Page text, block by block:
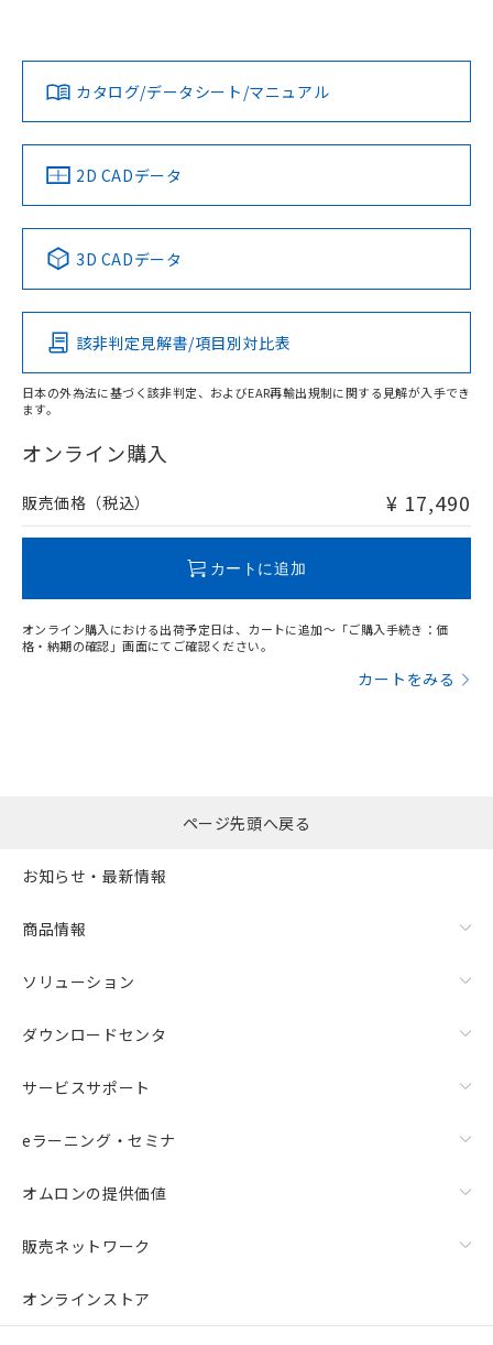
タイムチャート
120mm以上、n: 140mm以上
検出領域
ダウンロードデータをご利用いただく前に、以下を必ずお読
みください。
ソフトウェアの使用条件
対応済み
中国 RoHS 注意事項・凡例
Pb Hg Cd Cr(VI)
O
在庫等で未対応品が混在する可能性があります。
問い合わせください。
LR型式承認
（イギリス
船舶規格）
DNV型式承認
（ノルウェー
BV型式承認
（フランス
KR型式
（韓国
No No No No
この製品の規格認証/適合状況ページへ
その他の認証はこちらのページからご検索ください
カタログ/データシート/マニュアル
2D CADデータ
3D CADデータ
該非判定見解書/項目別対比表
日本の外為法に基づく該非判定、およびEAR再輸出規制に関する見解が入手でき
ます。
オンライン購入
販売価格（税込） ¥ 17,490
カートに追加
オンライン購入における出荷予定日は、カートに追加～「ご購入手続き：価
格・納期の確認」画面にてご確認ください。
カートをみる
ページ先頭へ戻る
お知らせ・最新情報
商品情報
ソリューション
ダウンロードセンタ
サービスサポート
eラーニング・セミナ
オムロンの提供価値
販売ネットワーク
オンラインストア